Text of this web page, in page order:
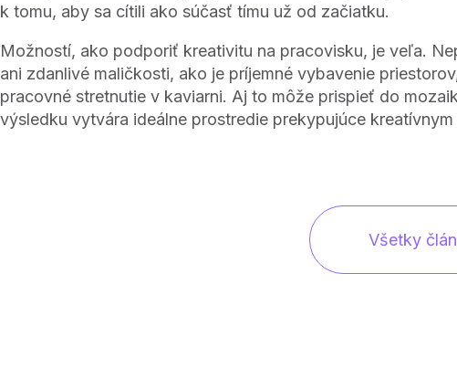
k tomu, aby sa cítili ako súčasť tímu už od začiatku.
Možností, ako podporiť kreativitu na pracovisku, je veľa.
ani zdanlivé maličkosti, ako je príjemné vybavenie
pracovné stretnutie v kaviarni. Aj to môže prispieť do
výsledku vytvára ideálne prostredie prekypujúce kreatívnym
Všetky